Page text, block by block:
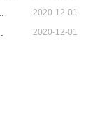
2020-12-01
2020-12-01